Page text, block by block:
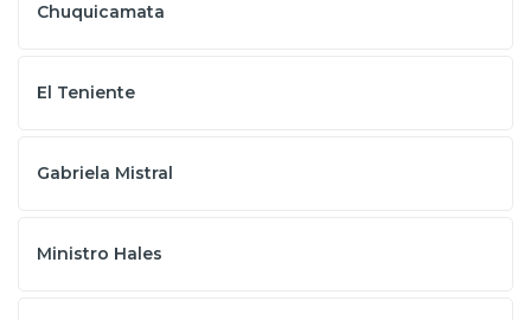
Chuquicamata
El Teniente
Gabriela Mistral
Ministro Hales